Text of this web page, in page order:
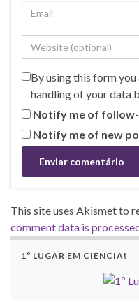
By using this form
handling of your data
Notify me of
Notify me of new
This site uses Akismet to
comment data is
1º LUGAR EM CIÊNCIA!